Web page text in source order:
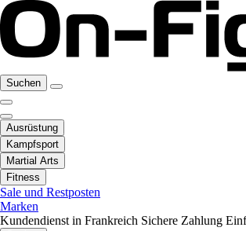
Suchen
Ausrüstung
Kampfsport
Martial Arts
Fitness
Sale und Restposten
Marken
Kundendienst in Frankreich Sichere Zahlung